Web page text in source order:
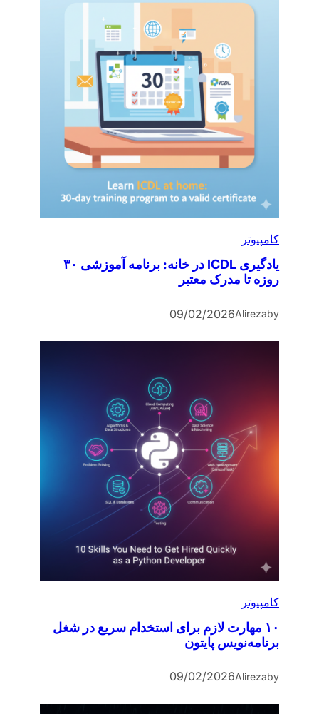
کامپیوتر
یادگیری ICDL در خانه: برنامه آموزشی ۳۰
روزه تا مدرک معتبر
by
Alireza
09/02/2026
کامپیوتر
۱۰ مهارت لازم برای استخدام سریع در شغل
برنامه‌نویس پایتون
by
Alireza
09/02/2026